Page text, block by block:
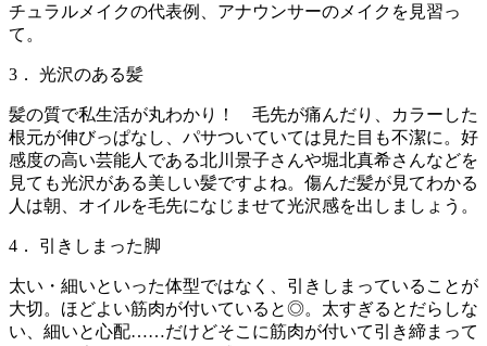
チュラルメイクの代表例、アナウンサーのメイクを見習っ
て。
3． 光沢のある髪
髪の質で私生活が丸わかり！ 毛先が痛んだり、カラーした
根元が伸びっぱなし、パサついていては見た目も不潔に。好
感度の高い芸能人である北川景子さんや堀北真希さんなどを
見ても光沢がある美しい髪ですよね。傷んだ髪が見てわかる
人は朝、オイルを毛先になじませて光沢感を出しましょう。
4． 引きしまった脚
太い・細いといった体型ではなく、引きしまっていることが
大切。ほどよい筋肉が付いていると◎。太すぎるとだらしな
い、細いと心配……だけどそこに筋肉が付いて引き締まって